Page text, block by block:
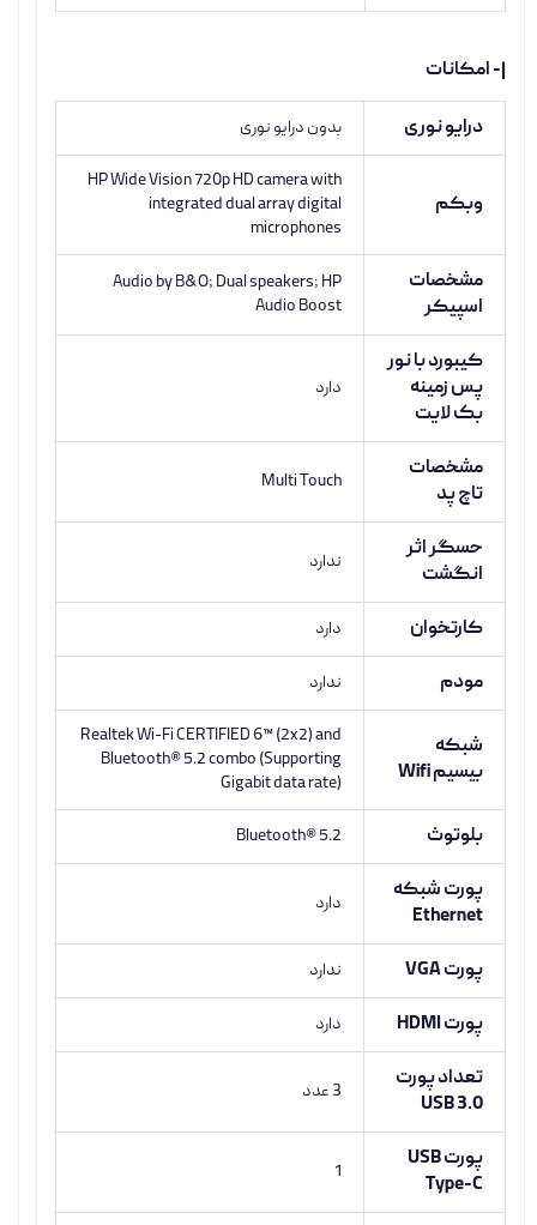
|- امکانات
درایو نوری بدون درایو نوری
وبکم
HP Wide Vision 720p HD camera with
integrated dual array digital
microphones
مشخصات
اسپیکر
Audio by B&O; Dual speakers; HP
Audio Boost
کیبورد با نور
پس زمینه
بک لایت
دارد
مشخصات
تاچ پد
Multi Touch
حسگر اثر
انگشت
ندارد
کارتخوان دارد
مودم ندارد
شبکه
بیسیم Wifi
Realtek Wi-Fi CERTIFIED 6™ (2x2) and
Bluetooth® 5.2 combo (Supporting
Gigabit data rate)
بلوتوث Bluetooth® 5.2
پورت شبکه
Ethernet
دارد
پورت VGA ندارد
پورت HDMI دارد
تعداد پورت
USB 3.0
3 عدد
پورت USB
Type-C
1